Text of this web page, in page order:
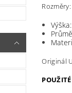
Rozměry:
Originál